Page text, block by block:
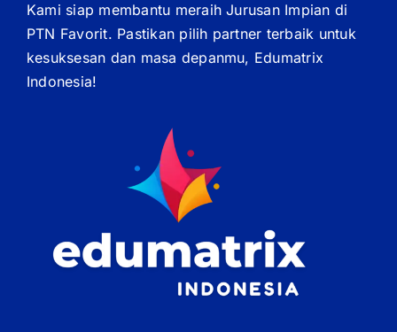
Kami siap membantu meraih Jurusan Impian di
PTN Favorit. Pastikan pilih partner terbaik untuk
kesuksesan dan masa depanmu, Edumatrix
Indonesia!